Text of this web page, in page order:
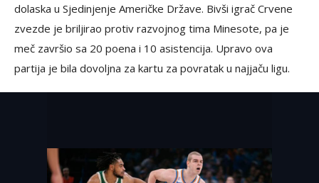
dolaska u Sjedinjenje Američke Države. Bivši igrač Crvene
zvezde je briljirao protiv razvojnog tima Minesote, pa je
meč završio sa 20 poena i 10 asistencija. Upravo ova
partija je bila dovoljna za kartu za povratak u najjaču ligu.